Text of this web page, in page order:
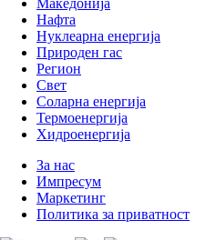
Македонија
Нафта
Нуклеарна енергија
Природен гас
Регион
Свет
Соларна eнергија
Термоенергија
Хидроенергија
За нас
Импресум
Маркетинг
Политика за приватност